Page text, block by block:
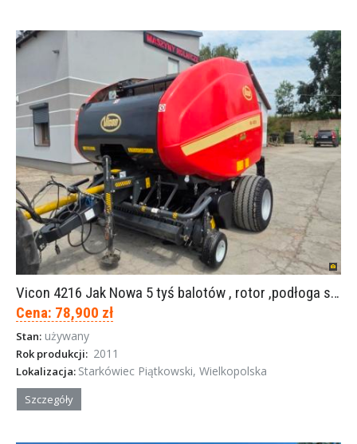
Vicon 4216 Jak Nowa 5 tyś balotów , rotor ,podłoga siatka
Cena: 78,900 zł
Stan: używany
Rok produkcji: 2011
Lokalizacja: Starkówiec Piątkowski, Wielkopolska
Szczegóły